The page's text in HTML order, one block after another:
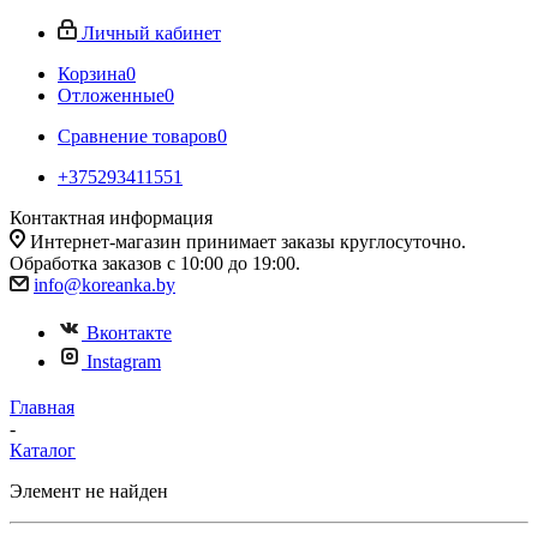
Личный кабинет
Корзина0
Отложенные0
Сравнение товаров0
+375293411551
Контактная информация
Интернет-магазин принимает заказы круглосуточно.
Обработка заказов с 10:00 до 19:00.
info@koreanka.by
Вконтакте
Instagram
Главная
-
Каталог
Элемент не найден